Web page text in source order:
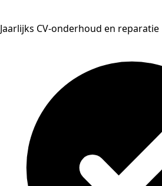
Jaarlijks CV-onderhoud en reparatie